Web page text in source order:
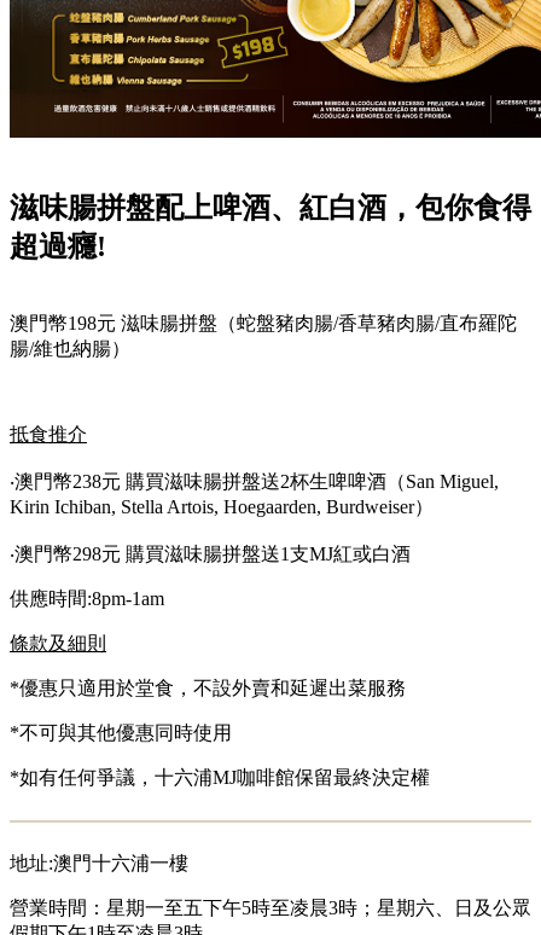
滋味腸拼盤配上啤酒、紅白酒，包你食得
超過癮!
澳門幣198元 滋味腸拼盤（蛇盤豬肉腸/香草豬肉腸/直布羅陀
腸/維也納腸）
抵食推介
‧澳門幣238元 購買滋味腸拼盤送2杯生啤啤酒（San Miguel,
Kirin Ichiban, Stella Artois, Hoegaarden, Burdweiser）
‧澳門幣298元 購買滋味腸拼盤送1支MJ紅或白酒
供應時間:8pm-1am
條款及細則
*優惠只適用於堂食，不設外賣和延遲出菜服務
*不可與其他優惠同時使用
*如有任何爭議，十六浦MJ咖啡館保留最終決定權
地址:澳門十六浦一樓
營業時間：星期一至五下午5時至凌晨3時；星期六、日及公眾